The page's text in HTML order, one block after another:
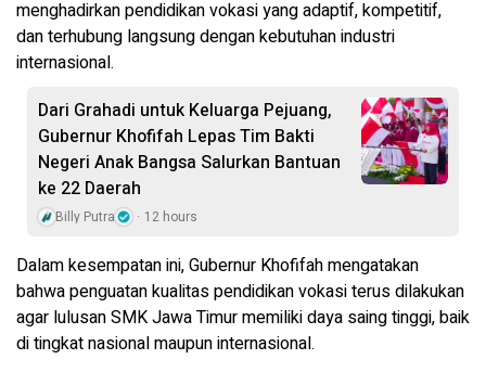
menghadirkan pendidikan vokasi yang adaptif, kompetitif,
dan terhubung langsung dengan kebutuhan industri
internasional.
Dari Grahadi untuk Keluarga Pejuang,
Gubernur Khofifah Lepas Tim Bakti
Negeri Anak Bangsa Salurkan Bantuan
ke 22 Daerah
Billy Putra 12 hours
Dalam kesempatan ini, Gubernur Khofifah mengatakan
bahwa penguatan kualitas pendidikan vokasi terus dilakukan
agar lulusan SMK Jawa Timur memiliki daya saing tinggi, baik
di tingkat nasional maupun internasional.